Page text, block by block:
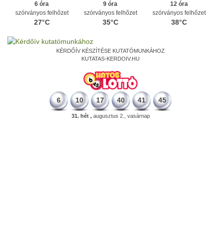
6 óra
szórványos felhőzet
27°C
9 óra
szórványos felhőzet
35°C
12 óra
szórványos felhőzet
38°C
KÉRDŐÍV KÉSZÍTÉSE KUTATÓMUNKÁHOZ
KUTATAS-KERDOIV.HU
6 10 17 40 41 45
31. hét ,augusztus 2., vasárnap